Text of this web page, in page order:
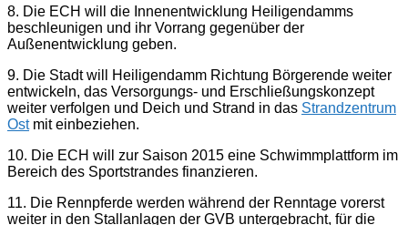
8. Die ECH will die Innenentwicklung Heiligendamms
beschleunigen und ihr Vorrang gegenüber der
Außenentwicklung geben.
9. Die Stadt will Heiligendamm Richtung Börgerende weiter
entwickeln, das Versorgungs- und Erschließungskonzept
weiter verfolgen und Deich und Strand in das Strandzentrum
Ostmit einbeziehen.
10. Die ECH will zur Saison 2015 eine Schwimmplattform im
Bereich des Sportstrandes finanzieren.
11. Die Rennpferde werden während der Renntage vorerst
weiter in den Stallanlagen der GVB untergebracht, für die